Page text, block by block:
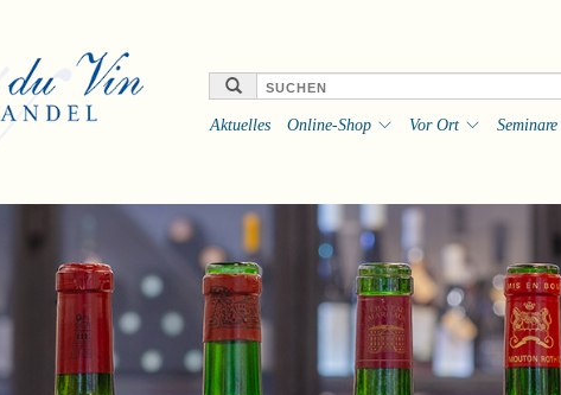
Aktuelles Online-Shop Vor Ort Seminare